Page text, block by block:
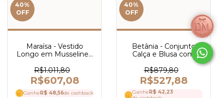
40%
OFF
Maraísa - Vestido
Longo em Musseline -
R$1.011,80
R$607,08
GanheR$ 48,56de cashback
40%
OFF
Betânia - Conjunto
Calça e Blusa com
Botões - Ref 4181
R$879,80
R$527,88
GanheR$ 42,23